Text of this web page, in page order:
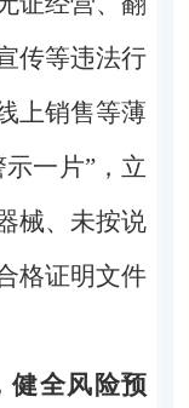
传等违法行
上销售等薄
一片”，立
械、未按说
格证明文件
健全风险预